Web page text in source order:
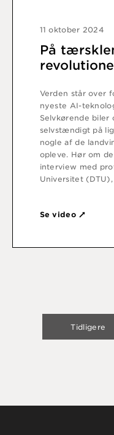
11 oktober 2024
På
Verden står over
nyeste AI-
Selvkørende
selvstændigt på
nogle af de
opleve. Hør om
interview med
Universitet
Se video
Tidligere